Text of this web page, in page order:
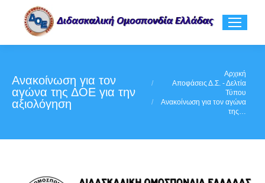
Ανακοίνωση για τον
αγώνα της ΔΟΕ για την
αξιολόγηση
Αρχική
Αποφάσεις Δ.Σ. - Δελτία
Τύπου
Ανακοίνωση για τον αγώνα
της…